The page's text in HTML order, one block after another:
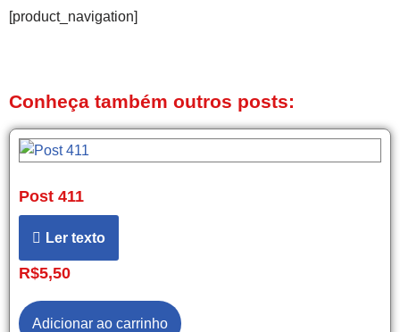
[product_navigation]
Conheça também outros posts:
Post 411
Ler texto
R$5,50
Adicionar ao carrinho